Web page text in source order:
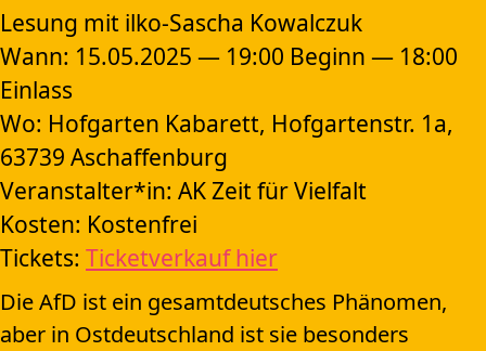
Lesung mit ilko-Sascha Kowalczuk
Wann: 15.05.2025 — 19:00 Beginn — 18:00
Einlass
Wo: Hofgarten Kabarett, Hofgartenstr. 1a,
63739 Aschaffenburg
Veranstalter*in: AK Zeit für Vielfalt
Kosten: Kostenfrei
Tickets: Ticketverkauf hier
Die AfD ist ein gesamtdeutsches Phänomen,
aber in Ostdeutschland ist sie besonders